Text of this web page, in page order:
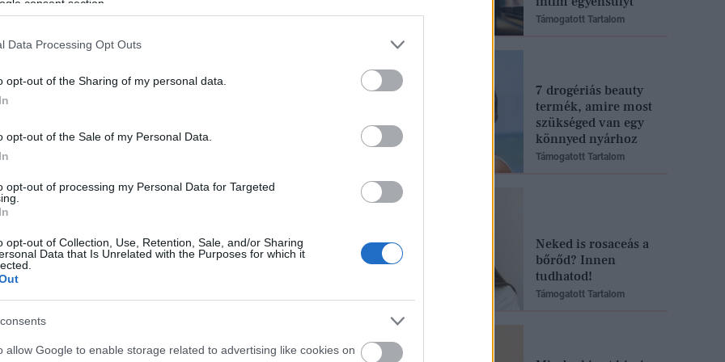
consent section.
Data Processing Opt Outs
opt-out of the Sharing of my personal data.
opt-out of the Sale of my Personal Data.
opt-out of processing my Personal Data for Targeted
opt-out of Collection, Use, Retention, Sale, and/or Sharing
Data that Is Unrelated with the Purposes for which it
allow Google to enable storage related to advertising like cookies on
most könyvolvasásra. Emlékszem
olvasni egy kötelező olvasmányt,
alapvetően filmet és sorozatot
azok az olvasmányok, amik
filmen, mint olvasok. Így
legutóbb olvastam Popper Péter
könyvet vásároltam a
Támogatott Tartalom
7 drogériás beauty
termék, amire most
szükséged van egy
könnyed nyárhoz
Támogatott Tartalom
Neked is rosaceás a
bőrőd? Innen
tudhatod!
Támogatott Tartalom